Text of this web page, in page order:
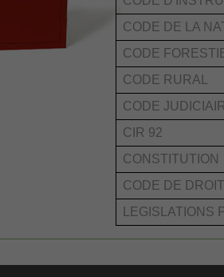
CODE DE LA
CODE
CODE RURAL
CODE
CIR 92
CONSTITUTION
CODE DE
LEGISLATIONS